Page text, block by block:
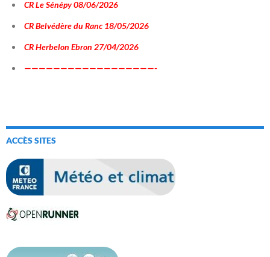
CR Le Sénépy 08/06/2026
CR Belvédère du Ranc 18/05/2026
CR Herbelon Ebron 27/04/2026
——————————————————-
ACCÈS SITES